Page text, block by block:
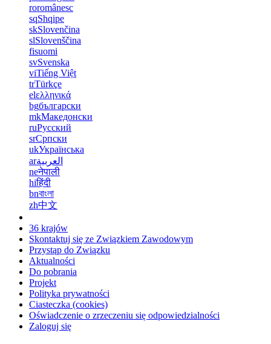
roromânesc
sqShqipe
skSlovenčina
slSlovenščina
fisuomi
svSvenska
viTiếng Việt
trTürkçe
elελληνικά
bgбългарски
mkМакедонски
ruРусский
srСрпски
ukУкраїнська
arالعربية
neनेपाली
hiहिंदी
bnবাংলা
zh中文
36 krajów
Skontaktuj się ze Związkiem Zawodowym
Przystąp do Związku
Aktualności
Do pobrania
Projekt
Polityka prywatności
Ciasteczka (cookies)
Oświadczenie o zrzeczeniu się odpowiedzialności
Zaloguj się